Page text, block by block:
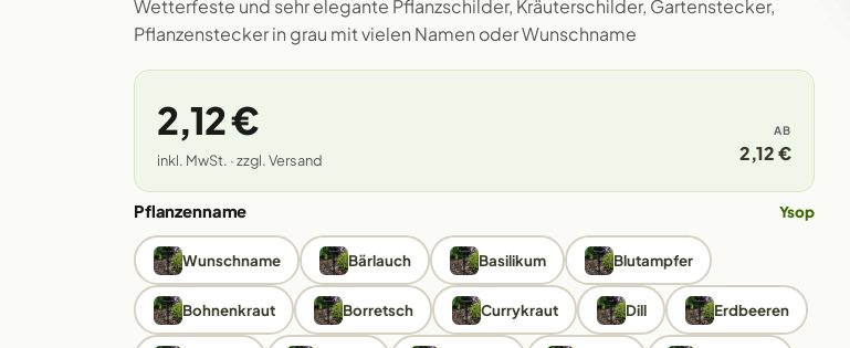
Wetterfeste und sehr elegante Pflanzschilder, Kräuterschilder, Gartenstecker,
Pflanzenstecker in grau mit vielen Namen oder Wunschname
2,12 €
inkl. MwSt. · zzgl. Versand
AB
2,12 €
Pflanzenname Ysop
Wunschname Bärlauch Basilikum Blutampfer
Bohnenkraut Borretsch Currykraut Dill Erdbeeren